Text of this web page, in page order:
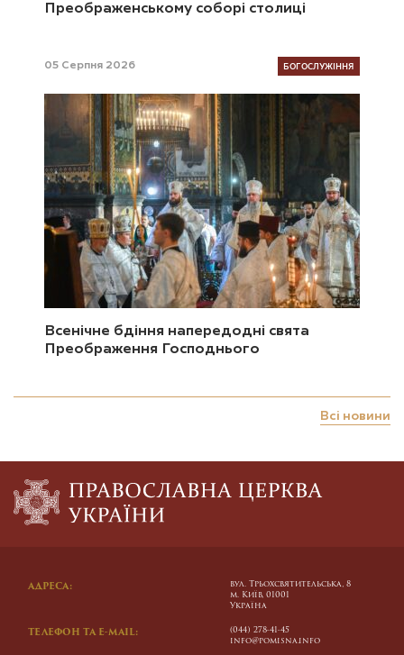
Преображенському соборі столиці
05 Серпня 2026 БОГОСЛУЖІННЯ
Всенічне бдіння напередодні свята
Преображення Господнього
Всі новини
АДРЕСА:
вул. Трьохсвятительська, 8
м. Київ, 01001
Україна
ТЕЛЕФОН ТА E-MAIL:
(044) 278-41-45
info@pomisna.info